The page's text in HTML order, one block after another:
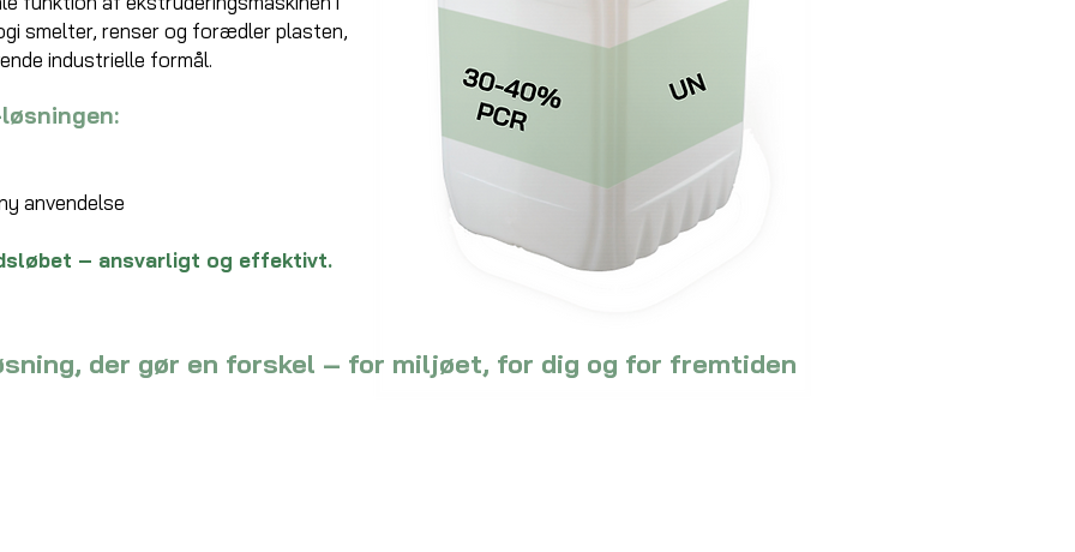
smelter, renser og forædler plasten,
industrielle formål.
anvendelse
– ansvarligt og effektivt.
der gør en forskel – for miljøet, for dig og for fremtiden